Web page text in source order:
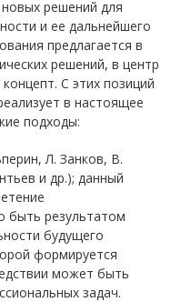
решений для
и ее дальнейшего
предлагается в
решений, в центр
С этих позиций
в настоящее
подходы:
Л. Занков, В.
и др.); данный
быть результатом
будущего
формируется
может быть
задач.